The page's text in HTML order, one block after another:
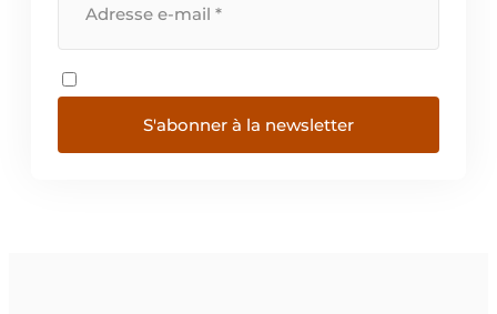
S'abonner à la newsletter